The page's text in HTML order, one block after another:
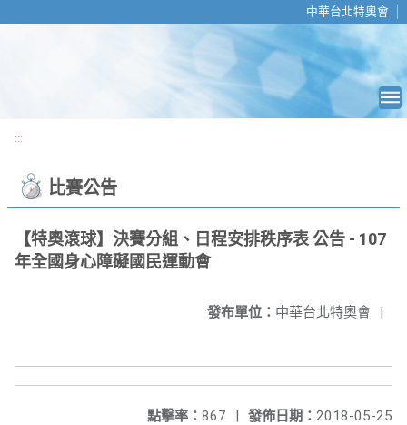
中華台北特奧會
:::
比賽公告
【特奧滾球】決賽分組、日程安排秩序表 公告 - 107
年全國身心障礙國民運動會
發布單位： 中華台北特奧會 |
發佈日期： 2018-05-25
點擊率： 867 |